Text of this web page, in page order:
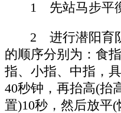
1 先站马步平
2 进行潜阳育
的顺序分别为：食
指、小指、中指，
40秒钟，再抬高(抬
置)10秒，然后放平(